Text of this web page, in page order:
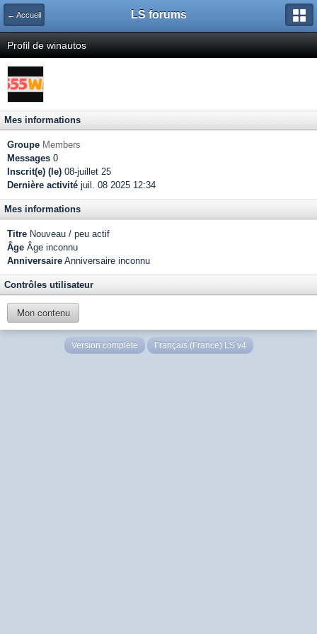
← Accueil LS forums
Profil de winautos
Mes informations
Groupe Members
Messages 0
Inscrit(e) (le) 08-juillet 25
Dernière activité juil. 08 2025 12:34
Mes informations
Titre Nouveau / peu actif
Âge Âge inconnu
Anniversaire Anniversaire inconnu
Contrôles utilisateur
Mon contenu
Version complète Français (France) LS v4